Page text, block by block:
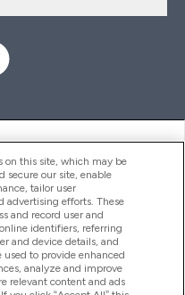
on this site, which may be
secure our site, enable
tailor user
advertising efforts. These
and record user and
identifiers, referring
and device details, and
to provide enhanced
analyze and improve
relevant content and ads